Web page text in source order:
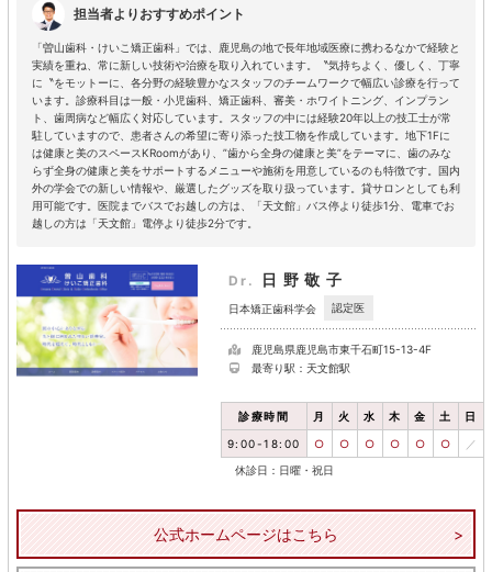
担当者よりおすすめポイント
「曽山歯科・けいこ矯正歯科」では、鹿児島の地で長年地域医療に携わるなかで経験と
実績を重ね、常に新しい技術や治療を取り入れています。〝気持ちよく、優しく、丁寧
に〝をモットーに、各分野の経験豊かなスタッフのチームワークで幅広い診療を行って
います。診療科目は一般・小児歯科、矯正歯科、審美・ホワイトニング、インプラン
ト、歯周病など幅広く対応しています。スタッフの中には経験20年以上の技工士が常
駐していますので、患者さんの希望に寄り添った技工物を作成しています。地下1Fに
は健康と美のスペースKRoomがあり、”歯から全身の健康と美”をテーマに、歯のみな
らず全身の健康と美をサポートするメニューや施術を用意しているのも特徴です。国内
外の学会での新しい情報や、厳選したグッズを取り扱っています。貸サロンとしても利
用可能です。医院までバスでお越しの方は、「天文館」バス停より徒歩1分、電車でお
越しの方は「天文館」電停より徒歩2分です。
Dr. 日野敬子
日本矯正歯科学会 認定医
鹿児島県鹿児島市東千石町15-13-4F
最寄り駅：天文館駅
診療時間 月 火 水 木 金 土 日
9:00-18:00 ○ ○ ○ ○ ○ ○ ／
休診日：日曜・祝日
公式ホームページはこちら